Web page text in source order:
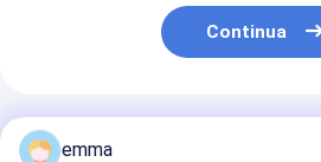
Continua
Prodotti Raccomandati
emma